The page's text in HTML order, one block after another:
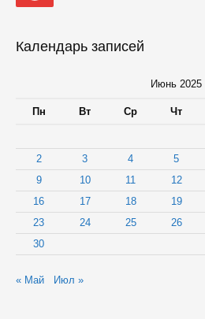
Календарь записей
Июнь 2025
Пн Вт Ср Чт
2
3 4 5
9
10 11 12
16
17 18 19
23
24 25 26
30
« Май Июл »